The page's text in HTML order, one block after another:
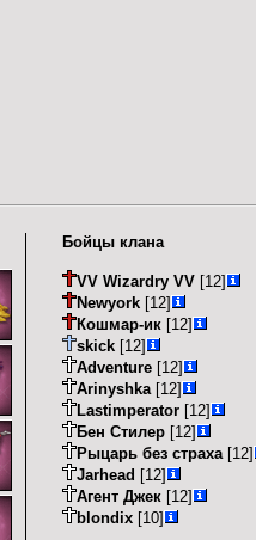
Бойцы клана
VV Wizardry VV [12]
Newyork [12]
Кошмар-ик [12]
skick [12]
Adventure [12]
Arinyshka [12]
Lastimperator [12]
Бен Стилер [12]
Рыцарь без страха [12]
Jarhead [12]
Агент Джек [12]
blondix [10]